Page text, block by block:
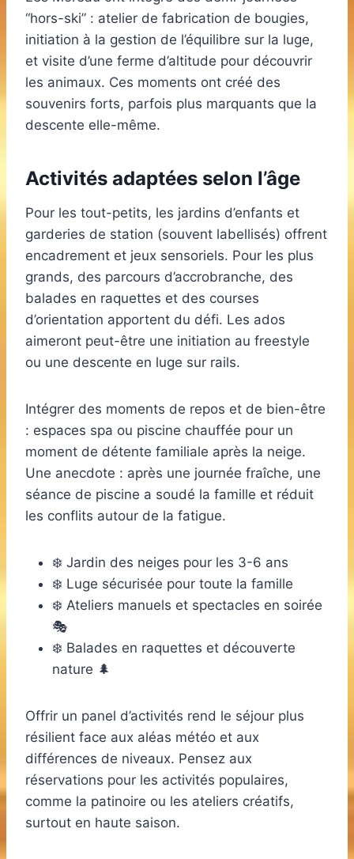
“hors-ski” : atelier de fabrication de bougies,
initiation à la gestion de l’équilibre sur la luge,
et visite d’une ferme d’altitude pour découvrir
les animaux. Ces moments ont créé des
souvenirs forts, parfois plus marquants que la
descente elle-même.
Activités adaptées selon l’âge
Pour les tout-petits, les jardins d’enfants et
garderies de station (souvent labellisés) offrent
encadrement et jeux sensoriels. Pour les plus
grands, des parcours d’accrobranche, des
balades en raquettes et des courses
d’orientation apportent du défi. Les ados
aimeront peut-être une initiation au freestyle
ou une descente en luge sur rails.
Intégrer des moments de repos et de bien-être
: espaces spa ou piscine chauffée pour un
moment de détente familiale après la neige.
Une anecdote : après une journée fraîche, une
séance de piscine a soudé la famille et réduit
les conflits autour de la fatigue.
❄️ Jardin des neiges pour les 3-6 ans
❄️ Luge sécurisée pour toute la famille
❄️ Ateliers manuels et spectacles en soirée
🎭
❄️ Balades en raquettes et découverte
nature 🌲
Offrir un panel d’activités rend le séjour plus
résilient face aux aléas météo et aux
différences de niveaux. Pensez aux
réservations pour les activités populaires,
comme la patinoire ou les ateliers créatifs,
surtout en haute saison.